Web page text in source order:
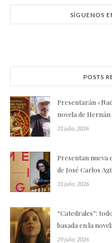
SÍGUENOS
POSTS
Presentarán
novela de
31 julio, 2026
Presentan nueva
de José Carlos
31 julio, 2026
“Catedrales”:
basada en la
29 julio, 2026